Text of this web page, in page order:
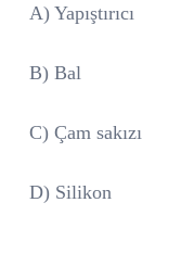
A) Yapıştırıcı
B) Bal
C) Çam sakızı
D) Silikon